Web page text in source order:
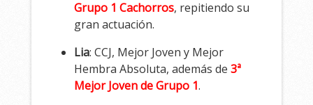
Grupo 1 Cachorros, repitiendo su
gran actuación.
Lia: CCJ, Mejor Joven y Mejor
Hembra Absoluta, además de3ª
Mejor Joven de Grupo 1.